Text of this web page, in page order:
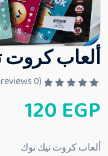
ألعاب كروت
م
ا
ق
ي
(
0
120 EGP
ألعاب كروت تيك توك